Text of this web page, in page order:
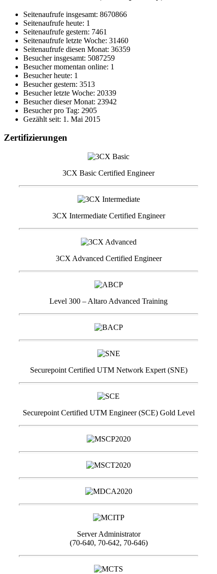
Seitenaufrufe insgesamt: 8670866
Seitenaufrufe heute: 1
Seitenaufrufe gestern: 7461
Seitenaufrufe letzte Woche: 31460
Seitenaufrufe diesen Monat: 36359
Besucher insgesamt: 5087259
Besucher momentan online: 1
Besucher heute: 1
Besucher gestern: 3513
Besucher letzte Woche: 20339
Besucher dieser Monat: 23942
Besucher pro Tag: 2905
Gezählt seit: 1. Mai 2015
Zertifizierungen
3CX Basic Certified Engineer
3CX Intermediate Certified Engineer
3CX Advanced Certified Engineer
Level 300 – Altaro Advanced Training
Securepoint Certified UTM Network Expert (SNE)
Securepoint Certified UTM Engineer (SCE) Gold Level
Server Administrator
(70-640, 70-642, 70-646)